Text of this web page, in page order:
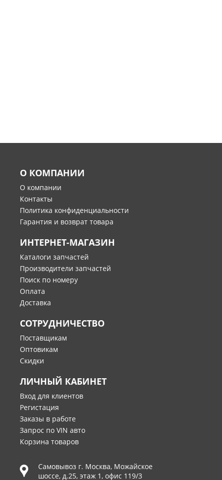
О КОМПАНИИ
О компании
Контакты
Политика конфиденциальности
Гарантия и возврат товара
ИНТЕРНЕТ-МАГАЗИН
Каталоги запчастей
Производители запчастей
Поиск по номеру
Оплата
Доставка
СОТРУДНИЧЕСТВО
Поставщикам
Оптовикам
Скидки
ЛИЧНЫЙ КАБИНЕТ
Вход для клиентов
Регистация
Заказы в работе
Запрос по VIN авто
Корзина товаров
Самовывоз г. Москва, Можайское
шоссе, д.25, этаж 1, офис 119/3